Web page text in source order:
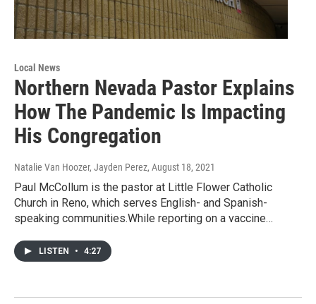
Local News
Northern Nevada Pastor Explains
How The Pandemic Is Impacting
His Congregation
Natalie Van Hoozer, Jayden Perez, August 18, 2021
Paul McCollum is the pastor at Little Flower Catholic
Church in Reno, which serves English- and Spanish-
speaking communities.While reporting on a vaccine…
LISTEN • 4:27